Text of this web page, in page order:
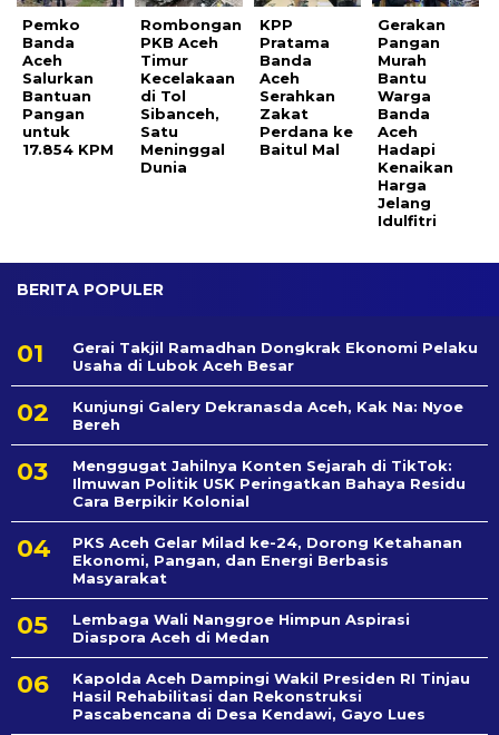
Pemko
Banda
Aceh
Salurkan
Bantuan
Pangan
untuk
17.854 KPM
Rombongan
PKB Aceh
Timur
Kecelakaan
di Tol
Sibanceh,
Satu
Meninggal
Dunia
KPP
Pratama
Banda
Aceh
Serahkan
Zakat
Perdana ke
Baitul Mal
Gerakan
Pangan
Murah
Bantu
Warga
Banda
Aceh
Hadapi
Kenaikan
Harga
Jelang
Idulfitri
BERITA POPULER
Gerai Takjil Ramadhan Dongkrak Ekonomi Pelaku
Usaha di Lubok Aceh Besar
Kunjungi Galery Dekranasda Aceh, Kak Na: Nyoe
Bereh
Menggugat Jahilnya Konten Sejarah di TikTok:
Ilmuwan Politik USK Peringatkan Bahaya Residu
Cara Berpikir Kolonial
PKS Aceh Gelar Milad ke-24, Dorong Ketahanan
Ekonomi, Pangan, dan Energi Berbasis
Masyarakat
Lembaga Wali Nanggroe Himpun Aspirasi
Diaspora Aceh di Medan
Kapolda Aceh Dampingi Wakil Presiden RI Tinjau
Hasil Rehabilitasi dan Rekonstruksi
Pascabencana di Desa Kendawi, Gayo Lues